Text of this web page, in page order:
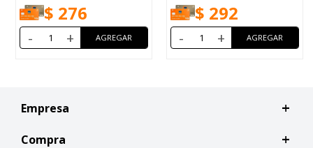
$ 276
- +
$ 292
- +
Empresa
Compra